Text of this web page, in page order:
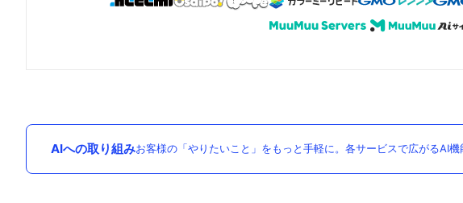
AIへの取り組みお客様の「やりたいこと」をもっと手軽に。各サービスで広がるAI機